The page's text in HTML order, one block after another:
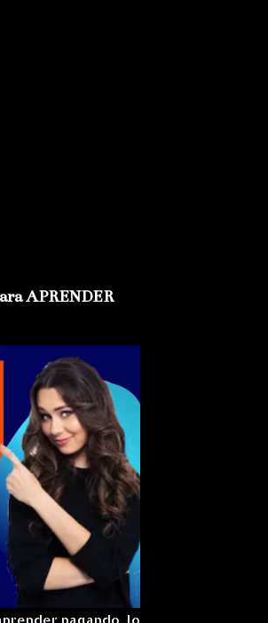
APRENDER
pagando, lo